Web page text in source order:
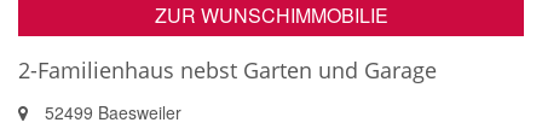
ZUR WUNSCHIMMOBILIE
2-Familienhaus nebst Garten und Garage
52499 Baesweiler